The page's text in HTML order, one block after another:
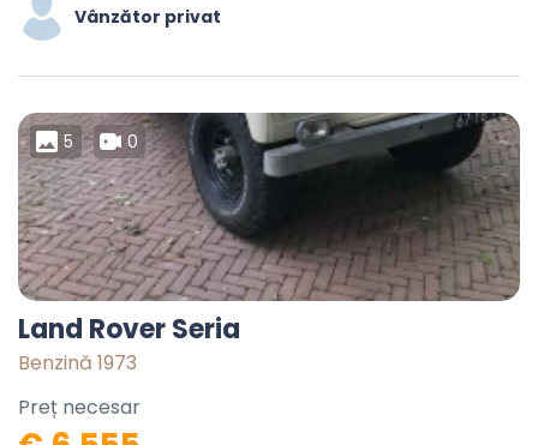
Vânzător privat
5 0
Land Rover Seria
Benzină 1973
Preț necesar